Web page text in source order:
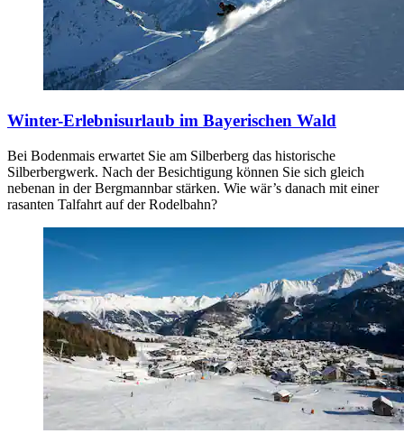
Winter-Erlebnisurlaub im Bayerischen Wald
Bei Bodenmais erwartet Sie am Silberberg das historische
Silberbergwerk. Nach der Besichtigung können Sie sich gleich
nebenan in der Bergmannbar stärken. Wie wär’s danach mit einer
rasanten Talfahrt auf der Rodelbahn?